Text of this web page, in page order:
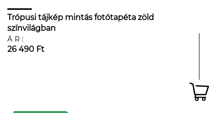
Trópusi tájkép mintás fotótapéta zöld
színvilágban
ÁR:
26 490 Ft